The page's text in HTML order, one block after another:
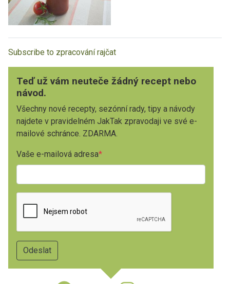
Subscribe to zpracování rajčat
Teď už vám neuteče žádný recept nebo
návod.
Všechny nové recepty, sezónní rady, tipy a návody
najdete v pravidelném JakTak zpravodaji ve své e-
mailové schránce. ZDARMA.
Vaše e-mailová adresa